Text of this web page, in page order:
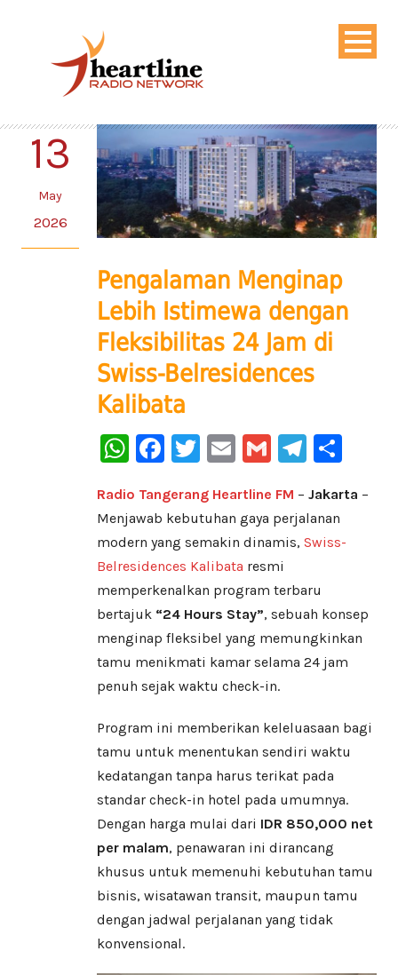
13
May
2026
Pengalaman Menginap
Lebih Istimewa dengan
Fleksibilitas 24 Jam di
Swiss-Belresidences
Kalibata
WhatsApp
Facebook
Twitter
EmailGmail
Radio Tangerang Heartline FM – Jakarta –
Menjawab kebutuhan gaya perjalanan
modern yang semakin dinamis, Swiss-
Belresidences Kalibata resmi
memperkenalkan program terbaru
bertajuk “24 Hours Stay”, sebuah konsep
menginap fleksibel yang memungkinkan
tamu menikmati kamar selama 24 jam
penuh sejak waktu check-in.
Program ini memberikan keleluasaan bagi
tamu untuk menentukan sendiri waktu
kedatangan tanpa harus terikat pada
standar check-in hotel pada umumnya.
Dengan harga mulai dari IDR 850,000 net
per malam, penawaran ini dirancang
khusus untuk memenuhi kebutuhan tamu
bisnis, wisatawan transit, maupun tamu
dengan jadwal perjalanan yang tidak
konvensional.